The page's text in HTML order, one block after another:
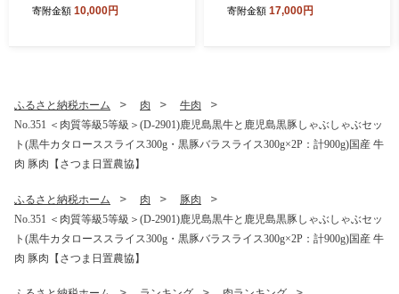
産 九州産 小分け お肉 牛丼
寄附金額 10,000円
あじ さば おかず おつまみ お
寄附金額 17,000円
ふるさと納税ホーム 肉
牛肉
No.351 ＜肉質等級5等級＞(D-2901)鹿児島黒牛と鹿児島黒豚しゃぶしゃぶセッ
ト(黒牛カタローススライス300g・黒豚バラスライス300g×2P：計900g)国産 牛
肉 豚肉【さつま日置農協】
ふるさと納税ホーム 肉
豚肉
No.351 ＜肉質等級5等級＞(D-2901)鹿児島黒牛と鹿児島黒豚しゃぶしゃぶセッ
ト(黒牛カタローススライス300g・黒豚バラスライス300g×2P：計900g)国産 牛
肉 豚肉【さつま日置農協】